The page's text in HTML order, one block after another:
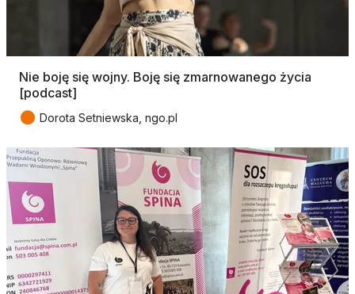
Nie boję się wojny. Boję się zmarnowanego życia
[podcast]
● Dorota Setniewska, ngo.pl